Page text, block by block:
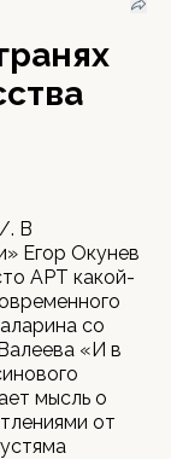
. В
Егор Окунев
АРТ какой-
со
«И в
мысль о
от